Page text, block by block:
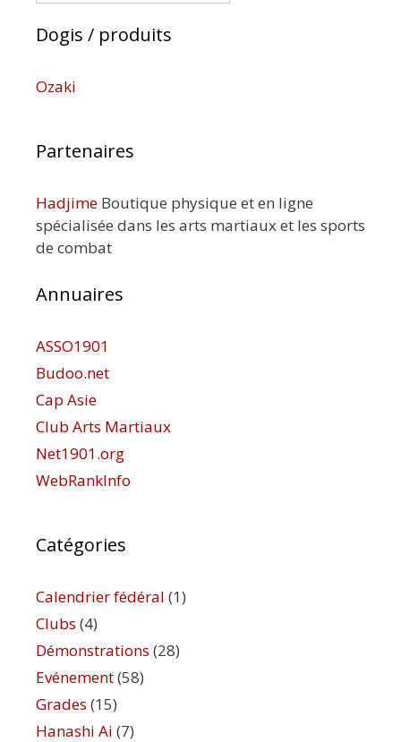
Dogis / produits
Ozaki
Partenaires
Hadjime Boutique physique et en ligne
spécialisée dans les arts martiaux et les sports
de combat
Annuaires
ASSO1901
Budoo.net
Cap Asie
Club Arts Martiaux
Net1901.org
WebRankInfo
Catégories
Calendrier fédéral (1)
Clubs (4)
Démonstrations (28)
Evénement(58)
Grades (15)
Hanashi Ai (7)